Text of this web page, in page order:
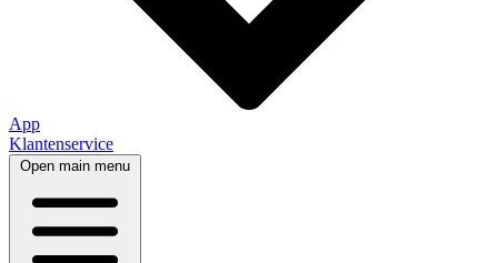
App
Klantenservice
Open main menu